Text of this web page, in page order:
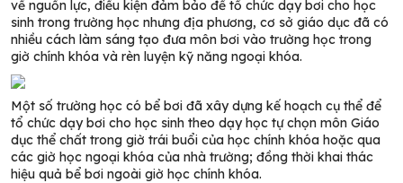
về nguồn lực, điều kiện đảm bảo để tổ chức dạy bơi cho học
sinh trong trường học nhưng địa phương, cơ sở giáo dục đã có
nhiều cách làm sáng tạo đưa môn bơi vào trường học trong
giờ chính khóa và rèn luyện kỹ năng ngoại khóa.
Một số trường học có bể bơi đã xây dựng kế hoạch cụ thể để
tổ chức dạy bơi cho học sinh theo dạy học tự chọn môn Giáo
dục thể chất trong giờ trái buổi của học chính khóa hoặc qua
các giờ học ngoại khóa của nhà trường; đồng thời khai thác
hiệu quả bể bơi ngoài giờ học chính khóa.